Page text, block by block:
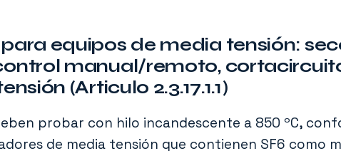
equipos de media tensión:
manual/remoto,
(Articulo 2.3.17.1.1)
probar con hilo incandescente a 850 ºC,
de media tensión que contienen SF6 como